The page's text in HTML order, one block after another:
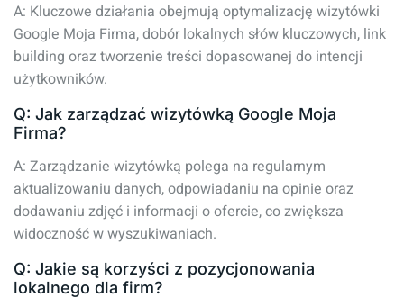
A: Kluczowe działania obejmują optymalizację wizytówki
Google Moja Firma, dobór lokalnych słów kluczowych, link
building oraz tworzenie treści dopasowanej do intencji
użytkowników.
Q: Jak zarządzać wizytówką Google Moja
Firma?
A: Zarządzanie wizytówką polega na regularnym
aktualizowaniu danych, odpowiadaniu na opinie oraz
dodawaniu zdjęć i informacji o ofercie, co zwiększa
widoczność w wyszukiwaniach.
Q: Jakie są korzyści z pozycjonowania
lokalnego dla firm?